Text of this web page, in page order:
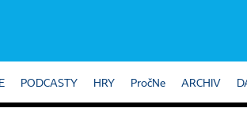
PODCASTY HRY PročNe ARCHIV